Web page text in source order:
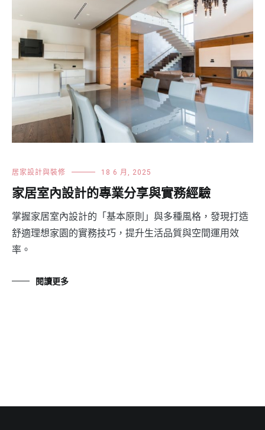
居家設計與裝修 18 6 月, 2025
家居室內設計的專業分享與實務經驗
掌握家居室內設計的「基本原則」與多種風格，發現打造
舒適理想家園的實務技巧，提升生活品質與空間運用效
率。
閱讀更多